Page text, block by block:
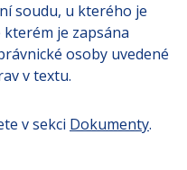
soudu, u kterého je
je zapsána
osoby uvedené
v textu.
v sekci Dokumenty.